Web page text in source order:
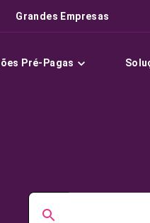
Grandes Empresas
Pré-Pagas